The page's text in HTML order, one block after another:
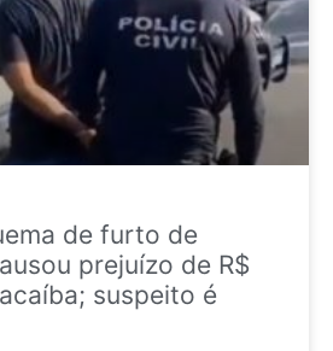
de furto de
prejuízo de R$
suspeito é